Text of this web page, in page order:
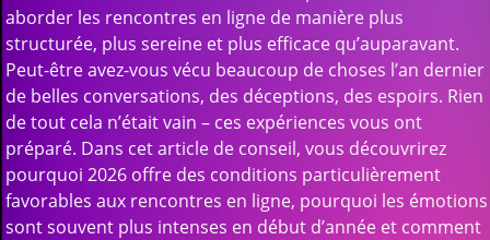
aborder les rencontres en ligne de manière plus
structurée, plus sereine et plus efficace qu’auparavant.
Peut-être avez-vous vécu beaucoup de choses l’an dernier
de belles conversations, des déceptions, des espoirs. Rien
de tout cela n’était vain – ces expériences vous ont
préparé. Dans cet article de conseil, vous découvrirez
pourquoi 2026 offre des conditions particulièrement
favorables aux rencontres en ligne, pourquoi les émotions
sont souvent plus intenses en début d’année et comment